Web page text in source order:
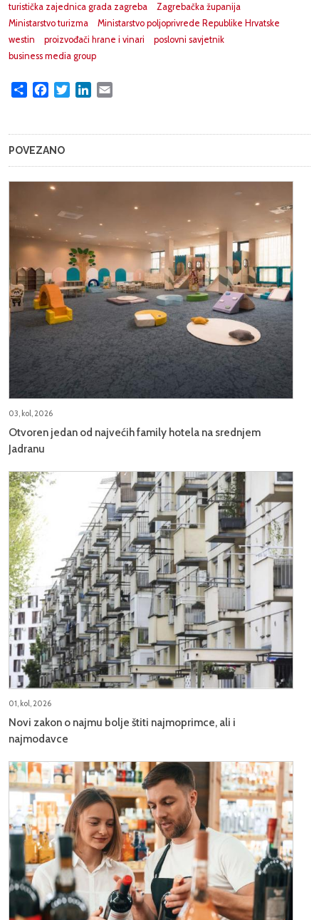
turistička zajednica grada zagreba
Zagrebačka županija
Ministarstvo turizma
Ministarstvo poljoprivrede Republike Hrvatske
westin
proizvođači hrane i vinari
poslovni savjetnik
business media group
Share FacebookTwitterLinkedIn
POVEZANO
03, kol, 2026
Otvoren jedan od najvećih family hotela na srednjem
Jadranu
01, kol, 2026
Novi zakon o najmu bolje štiti najmoprimce, ali i
najmodavce